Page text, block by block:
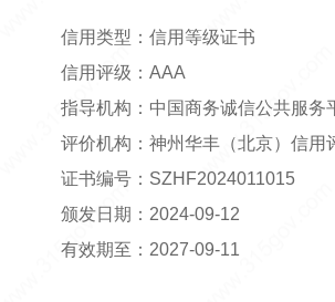
信用类型：信用等级证书
信用评级：AAA
指导机构：中国商务诚信公共服务
评价机构：神州华丰（北京）信用
证书编号：SZHF2024011015
颁发日期：2024-09-12
有效期至：2027-09-11